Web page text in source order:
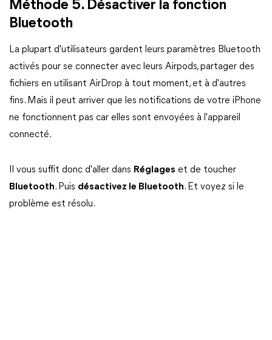
Méthode 5. Désactiver la fonction
Bluetooth
La plupart d'utilisateurs gardent leurs paramètres Bluetooth
activés pour se connecter avec leurs Airpods, partager des
fichiers en utilisant AirDrop à tout moment, et à d'autres
fins. Mais il peut arriver que les notifications de votre iPhone
ne fonctionnent pas car elles sont envoyées à l'appareil
connecté.
Il vous suffit donc d'aller dans Réglages et de toucher
Bluetooth. Puis désactivez le Bluetooth. Et voyez si le
problème est résolu.